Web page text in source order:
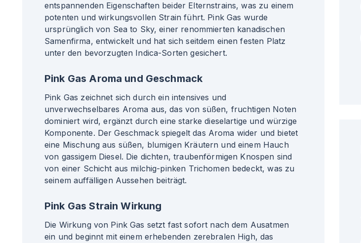
entspannenden Eigenschaften beider Elternstrains, was zu einem
potenten und wirkungsvollen Strain führt. Pink Gas wurde
ursprünglich von Sea to Sky, einer renommierten kanadischen
Samenfirma, entwickelt und hat sich seitdem einen festen Platz
unter den bevorzugten Indica-Sorten gesichert.
Pink Gas Aroma und Geschmack
Pink Gas zeichnet sich durch ein intensives und
unverwechselbares Aroma aus, das von süßen, fruchtigen Noten
dominiert wird, ergänzt durch eine starke dieselartige und würzige
Komponente. Der Geschmack spiegelt das Aroma wider und bietet
eine Mischung aus süßen, blumigen Kräutern und einem Hauch
von gassigem Diesel. Die dichten, traubenförmigen Knospen sind
von einer Schicht aus milchig-pinken Trichomen bedeckt, was zu
seinem auffälligen Aussehen beiträgt.
Pink Gas Strain Wirkung
Die Wirkung von Pink Gas setzt fast sofort nach dem Ausatmen
ein und beginnt mit einem erhebenden zerebralen High, das